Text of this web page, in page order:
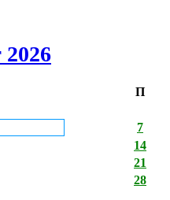
2026
П
7
14
21
28